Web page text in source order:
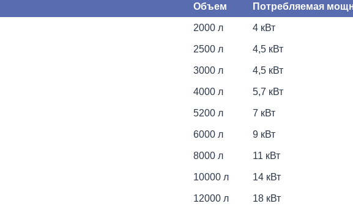
Объем Потребляемая
2000 л 4 кВт
2500 л 4,5 кВт
3000 л 4,5 кВт
4000 л 5,7 кВт
5200 л 7 кВт
6000 л 9 кВт
8000 л 11 кВт
10000 л 14 кВт
12000 л 18 кВт